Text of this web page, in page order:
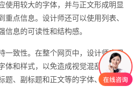
使用较大的字体，并与正文形成明显
重点信息。设计师还可以使用列表、
信息的可读性和结构感。
一致性。在整个网页中，设计师应尽
体和样式，以免造成视觉混乱。可以
题、副标题和正文等的字体、大小和